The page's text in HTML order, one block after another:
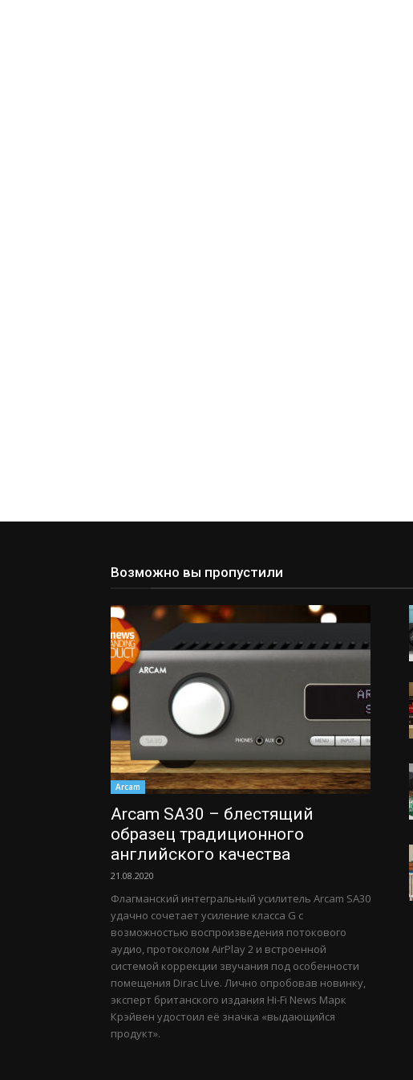
Возможно вы пропустили
Arcam
Arcam SA30 – блестящий
образец традиционного
английского качества
21.08.2020
Флагманский интегральный усилитель Arcam SA30
удачно сочетает усиление класса G с
возможностью воспроизведения потокового
аудио, протоколом AirPlay 2 и встроенной
системой коррекции звучания под особенности
помещения Dirac Live. Лично опробовав новинку,
эксперт британского издания Hi-Fi News Марк
Крэйвен удостоил её значка «выдающийся
продукт».